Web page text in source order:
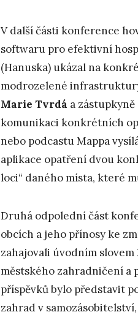
V další části konference
softwaru pro efektivní
(Hanuska) ukázal na
modrozelené
Marie Tvrdá a zástupkyně
komunikaci konkrétních
nebo podcastu Mappa
aplikace opatření dvou
loci“ daného místa, které
Druhá odpolední část
obcích a jeho přínosy ke
zahajovali úvodním slovem
městského zahradničení a
příspěvků bylo představit
zahrad v